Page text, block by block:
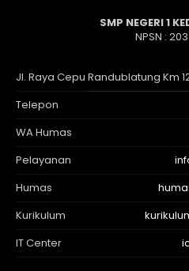
SMP NEGERI 1
NPSN :
Jl. Raya Cepu Randublatung Km
Telepon
WA Humas
Pelayanan
Humas
Kurikulum
IT Center